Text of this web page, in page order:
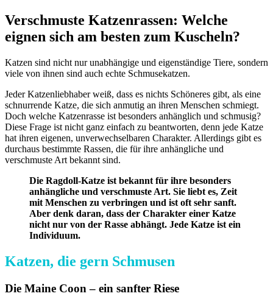
Verschmuste Katzenrassen: Welche
eignen sich am besten zum Kuscheln?
Katzen sind nicht nur unabhängige und eigenständige Tiere, sondern
viele von ihnen sind auch echte Schmusekatzen.
Jeder Katzenliebhaber weiß, dass es nichts Schöneres gibt, als eine
schnurrende Katze, die sich anmutig an ihren Menschen schmiegt.
Doch welche Katzenrasse ist besonders anhänglich und schmusig?
Diese Frage ist nicht ganz einfach zu beantworten, denn jede Katze
hat ihren eigenen, unverwechselbaren Charakter. Allerdings gibt es
durchaus bestimmte Rassen, die für ihre anhängliche und
verschmuste Art bekannt sind.
Die Ragdoll-Katze ist bekannt für ihre besonders
anhängliche und verschmuste Art. Sie liebt es, Zeit
mit Menschen zu verbringen und ist oft sehr sanft.
Aber denk daran, dass der Charakter einer Katze
nicht nur von der Rasse abhängt. Jede Katze ist ein
Individuum.
Katzen, die gern Schmusen
Die Maine Coon – ein sanfter Riese